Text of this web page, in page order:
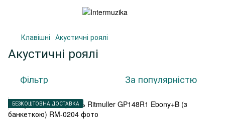
Клавішні Акустичні роялі
Акустичні роялі
Фільтр За популярністю
БЕЗКОШТОВНА ДОСТАВКА